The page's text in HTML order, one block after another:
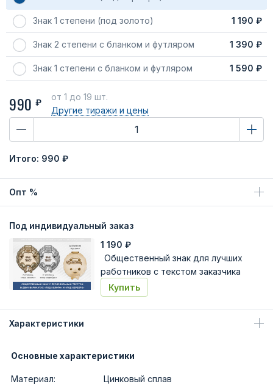
Знак 1 степени (под золото) 1 190 ₽
Знак 2 степени с бланком и футляром 1 390 ₽
Знак 1 степени с бланком и футляром 1 590 ₽
990 ₽
от 1 до 19 шт.
Другие тиражии цены
Итого: 990 ₽
Опт %
Под индивидуальный заказ
1 190 ₽
Общественный знак для лучших
работников с текстом заказчика
Купить
Характеристики
Основные характеристики
Материал: Цинковый сплав